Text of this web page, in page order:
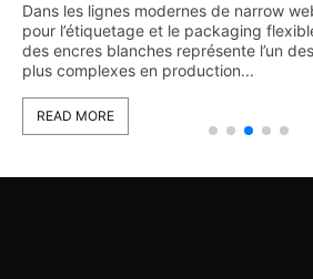
Dans les lignes modernes de narrow
pour l’étiquetage et le packaging
des encres blanches représente l’un
plus complexes en production...
READ MORE